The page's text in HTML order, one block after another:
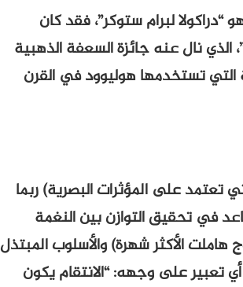
لبرام ستوكر”، فقد كان
الذي نال عنه جائزة السعفة الذهبية
التي تستخدمها هوليوود في القرن
تعتمد على المؤثرات البصرية) ربما
في تحقيق التوازن بين النغمة
الأكثر شهرة) والأسلوب المبتذل
تعبير على وجهه: “الانتقام يكون